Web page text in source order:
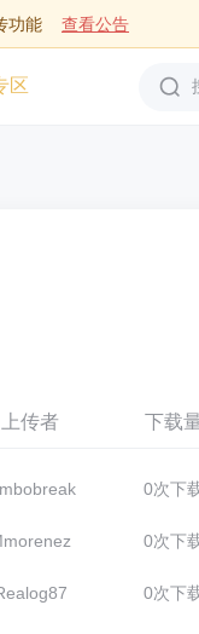
功能 查看公告
区
上传者 下载
0次下
0次下
0次下